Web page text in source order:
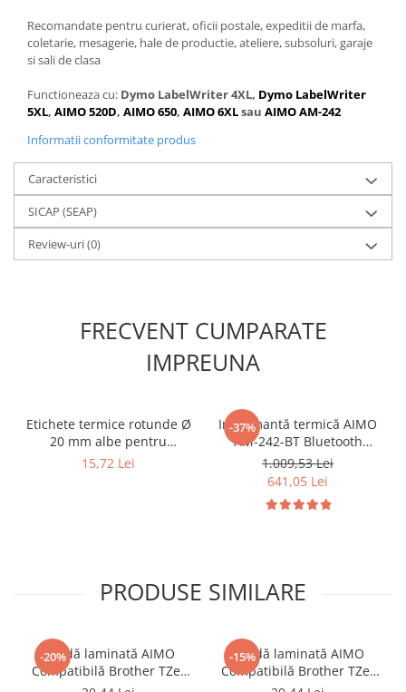
Recomandate pentru curierat, oficii postale, expeditii de marfa,
coletarie, mesagerie, hale de productie, ateliere, subsoluri, garaje
si sali de clasa
Functioneaza cu: Dymo LabelWriter 4XL, Dymo LabelWriter
5XL, AIMO 520D, AIMO 650, AIMO 6XLsau AIMO AM-242
Informatii conformitate produs
Caracteristici
SICAP (SEAP)
Review-uri(0)
FRECVENT CUMPARATE
IMPREUNA
Etichete termice rotunde Ø
20 mm albe pentru
imprimante AIMO și
15,72 Lei
-37%
Imprimantă termică AIMO
AM-242-BT Bluetooth
pentru etichete AWB,
curierat, produse, bijuterii
și coduri de bare, conectare
Bluetooth și USB,
1.009,53 Lei
641,05 Lei
PRODUSE SIMILARE
-20%
Bandă laminată AIMO
Compatibilă Brother TZe-
231, 12 mm text negru pe
-15%
Bandă laminată AIMO
Compatibilă Brother TZe-
221, 9 mm text negru pe